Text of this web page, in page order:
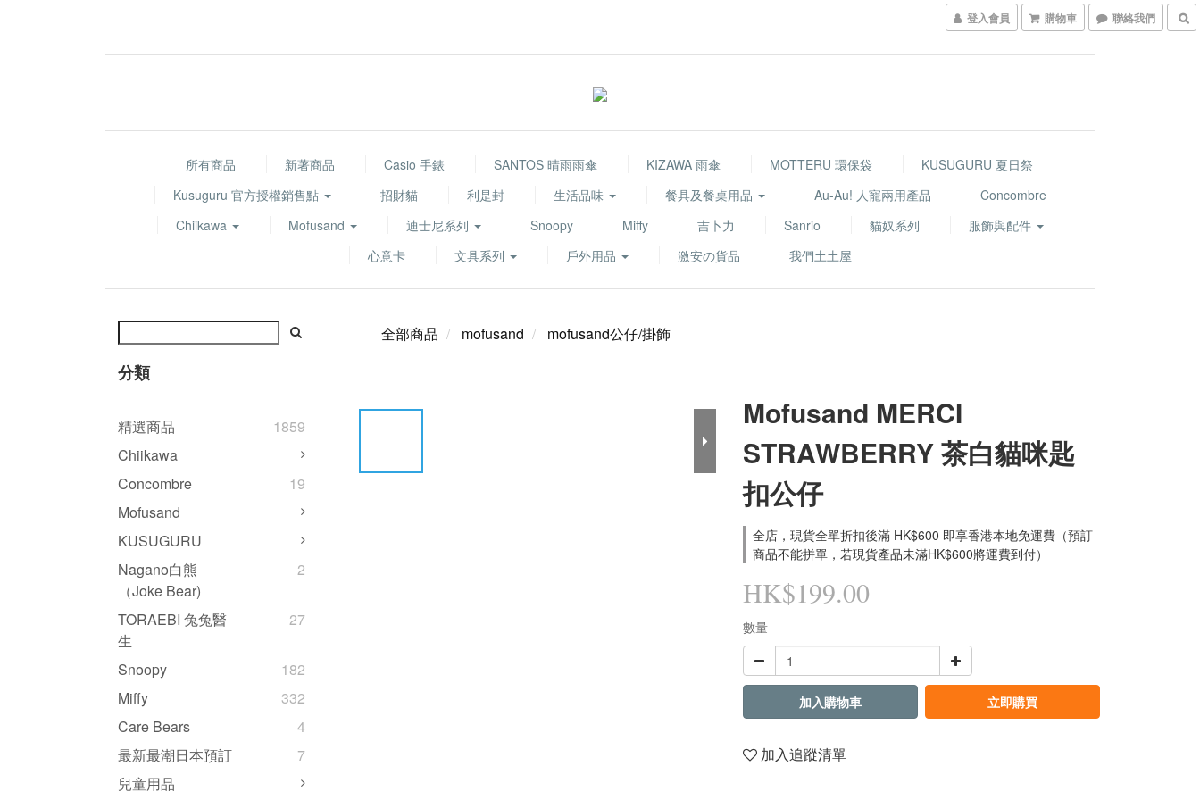
登入會員 購物車 聯絡我們
所有商品 新著商品 Casio 手錶 SANTOS 晴雨雨傘 KIZAWA 雨傘 MOTTERU 環保袋
KUSUGURU 夏日祭
Kusuguru 官方授權銷售點
招財貓 利是封 生活品味 餐具及餐桌用品 Au-Au! 人寵兩用產品
Concombre
Chiikawa
Mofusand 迪士尼系列 Snoopy Miffy 吉卜力 Sanrio 貓奴系列
服飾與配件
心意卡
文具系列 戶外用品 激安の貨品 我們土土屋
分類
精選商品
1859
Chiikawa
Concombre
19
Mofusand
KUSUGURU
Nagano白熊
（Joke Bear)
2
TORAEBI 兔兔醫
生
27
Snoopy
182
Miffy
332
Care Bears
4
最新最潮日本預訂
7
兒童用品
全部商品 mofusand mofusand公仔/掛飾
Mofusand MERCI
STRAWBERRY 茶白貓咪匙
扣公仔
全店，現貨全單折扣後滿 HK$600 即享香港本地免運費（預訂
商品不能拼單，若現貨產品未滿HK$600將運費到付）
HK$199.00
數量
加入購物車 立即購買
加入追蹤清單